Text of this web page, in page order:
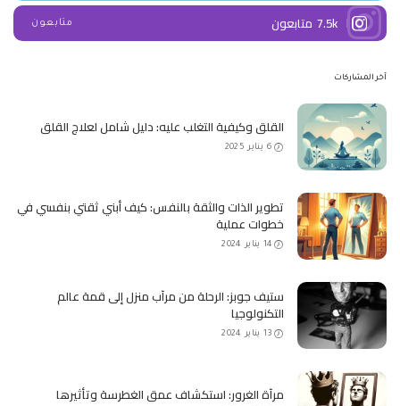
7.5k متابعون متابعون
آخر المشاركات
القلق وكيفية التغلب عليه: دليل شامل لعلاج القلق
6 يناير 2025
تطوير الذات والثقة بالنفس: كيف أبني ثقتي بنفسي في
خطوات عملية
14 يناير 2024
ستيف جوبز: الرحلة من مرآب منزل إلى قمة عالم
التكنولوجيا
13 يناير 2024
مرآة الغرور: استكشاف عمق الغطرسة وتأثيرها